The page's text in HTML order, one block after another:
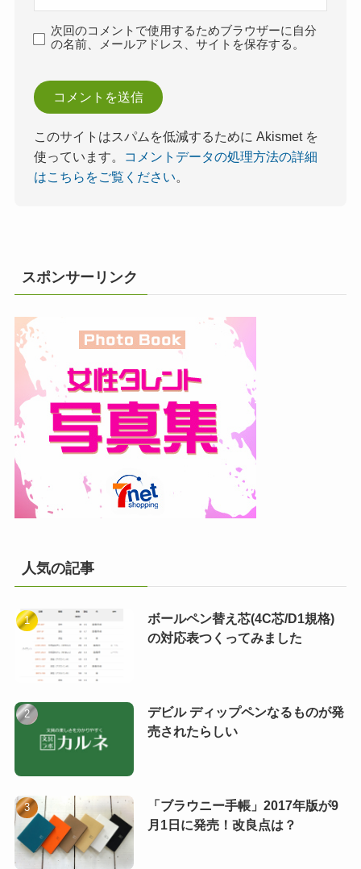
次回のコメントで使用するためブラウザーに自分
の名前、メールアドレス、サイトを保存する。
このサイトはスパムを低減するために Akismet を
使っています。
コメントデータの処理方法の詳細
はこちらをご覧ください。
スポンサーリンク
人気の記事
ボールペン替え芯(4C芯/D1規格)
の対応表つくってみました
デビル ディップペンなるものが発
売されたらしい
「ブラウニー手帳」2017年版が9
月1日に発売！改良点は？